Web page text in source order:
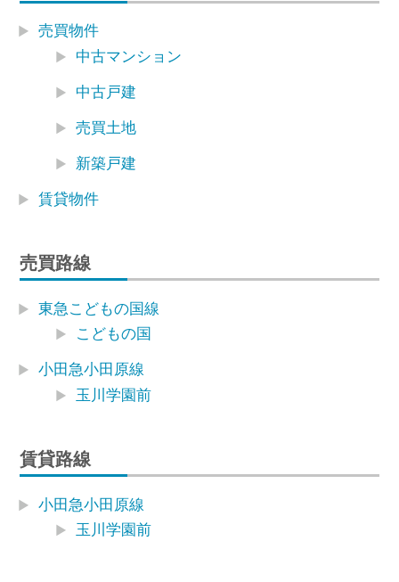
売買物件
中古マンション
中古戸建
売買土地
新築戸建
賃貸物件
売買路線
東急こどもの国線
こどもの国
小田急小田原線
玉川学園前
賃貸路線
小田急小田原線
玉川学園前